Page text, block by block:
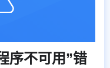
序不可用”错